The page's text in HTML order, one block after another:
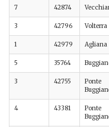
7 42874
3 42796 Volterra
1 42979 Agliana
5 35764
3 42755
Ponte
4 43381
Ponte